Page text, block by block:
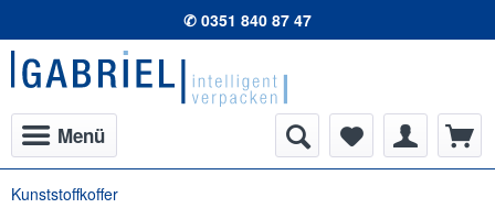
✆ 0351 840 87 47
Menü
Kunststoffkoffer